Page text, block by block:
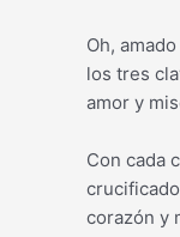
Oh,
los tres
amor y
Con cada
corazón y